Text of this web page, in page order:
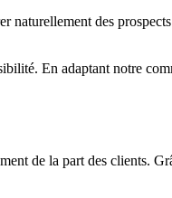
des
En adaptant notre
de la part des clients.